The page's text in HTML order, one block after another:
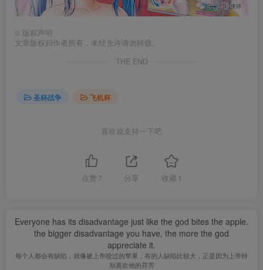
© 版权声明
文章版权归作者所有，未经允许请勿转载。
THE END
圣杯战争 飞机杯
喜欢就支持一下吧
点赞 7 分享 收藏 1
Everyone has its disadvantage just like the god bites the apple.
the bigger disadvantage you have, the more the god
appreciate it.
每个人都会有缺陷，就像被上帝咬过的苹果，有的人缺陷比较大，正是因为上帝特
别喜欢他的芬芳